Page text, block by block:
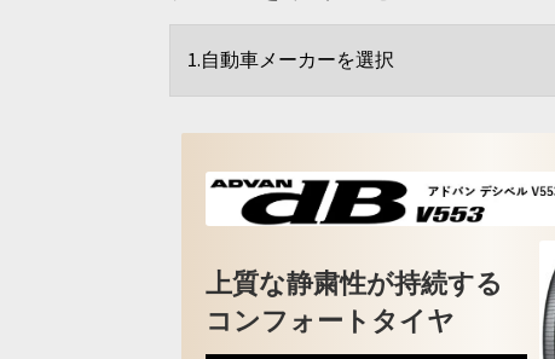
上質な静粛性が持続する
コンフォートタイヤ